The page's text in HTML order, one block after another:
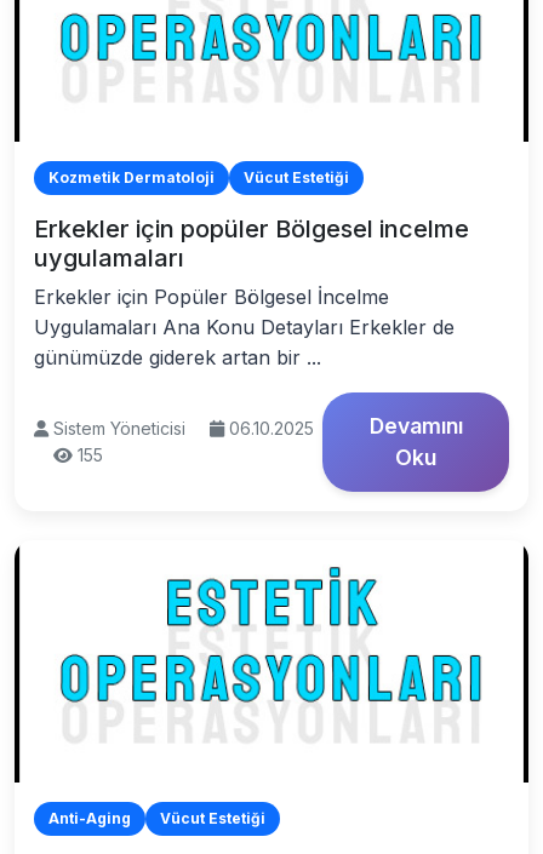
Kozmetik Dermatoloji Vücut Estetiği
Erkekler için popüler Bölgesel incelme
uygulamaları
Erkekler için Popüler Bölgesel İncelme
Uygulamaları Ana Konu Detayları Erkekler de
günümüzde giderek artan bir ...
Sistem Yöneticisi
06.10.2025
155
Devamını
Oku
Anti-Aging Vücut Estetiği